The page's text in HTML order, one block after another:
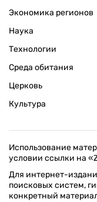
Экономика регионов
Наука
Технологии
Среда обитания
Церковь
Культура
Использование
условии ссылки на
Для интернет-
поисковых систем,
конкретный